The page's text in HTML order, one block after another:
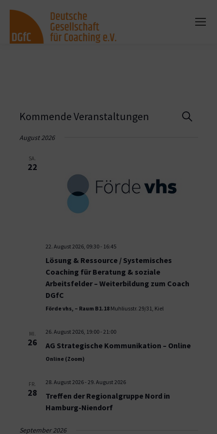
Suche
Kommende Veranstaltungen
August 2026
SA.
22
22. August 2026, 09:30- 16:45
Lösung & Ressource / Systemisches
Coaching für Beratung & soziale
Arbeitsfelder – Weiterbildung zum Coach
DGfC
Förde vhs, – Raum B1.18 Muhliusstr. 29/31, Kiel
MI.
26
26. August 2026, 19:00- 21:00
AG Strategische Kommunikation – Online
Online (Zoom)
FR.
28
28. August 2026- 29. August 2026
Treffen der Regionalgruppe Nord in
Hamburg-Niendorf
September 2026